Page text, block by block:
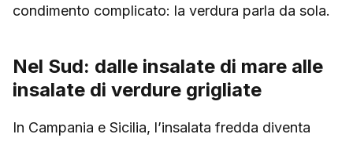
condimento complicato: la verdura parla da sola.
Nel Sud: dalle insalate di mare alle
insalate di verdure grigliate
In Campania e Sicilia, l’insalata fredda diventa